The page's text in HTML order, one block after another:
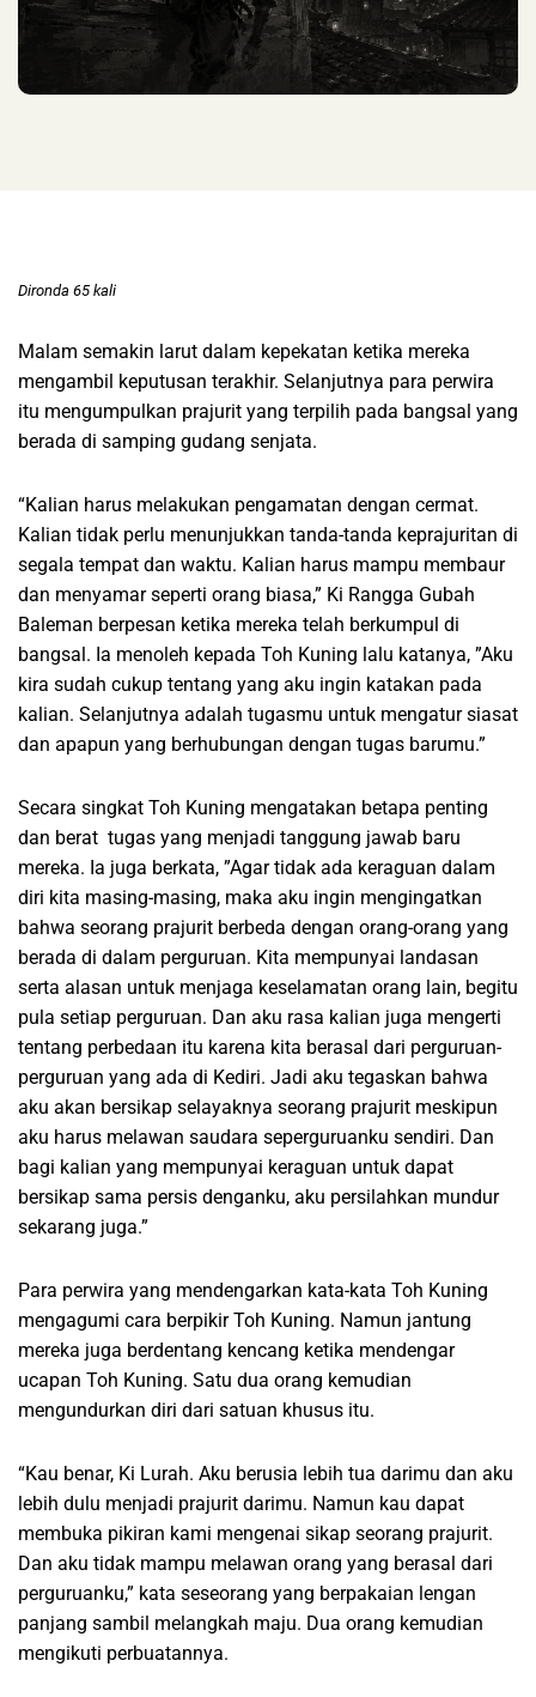
Dironda 65 kali
Malam semakin larut dalam kepekatan ketika mereka
mengambil keputusan terakhir. Selanjutnya para perwira
itu mengumpulkan prajurit yang terpilih pada bangsal yang
berada di samping gudang senjata.
“Kalian harus melakukan pengamatan dengan cermat.
Kalian tidak perlu menunjukkan tanda-tanda keprajuritan di
segala tempat dan waktu. Kalian harus mampu membaur
dan menyamar seperti orang biasa,” Ki Rangga Gubah
Baleman berpesan ketika mereka telah berkumpul di
bangsal. Ia menoleh kepada Toh Kuning lalu katanya, ”Aku
kira sudah cukup tentang yang aku ingin katakan pada
kalian. Selanjutnya adalah tugasmu untuk mengatur siasat
dan apapun yang berhubungan dengan tugas barumu.”
Secara singkat Toh Kuning mengatakan betapa penting
dan berat tugas yang menjadi tanggung jawab baru
mereka. Ia juga berkata, ”Agar tidak ada keraguan dalam
diri kita masing-masing, maka aku ingin mengingatkan
bahwa seorang prajurit berbeda dengan orang-orang yang
berada di dalam perguruan. Kita mempunyai landasan
serta alasan untuk menjaga keselamatan orang lain, begitu
pula setiap perguruan. Dan aku rasa kalian juga mengerti
tentang perbedaan itu karena kita berasal dari perguruan-
perguruan yang ada di Kediri. Jadi aku tegaskan bahwa
aku akan bersikap selayaknya seorang prajurit meskipun
aku harus melawan saudara seperguruanku sendiri. Dan
bagi kalian yang mempunyai keraguan untuk dapat
bersikap sama persis denganku, aku persilahkan mundur
sekarang juga.”
Para perwira yang mendengarkan kata-kata Toh Kuning
mengagumi cara berpikir Toh Kuning. Namun jantung
mereka juga berdentang kencang ketika mendengar
ucapan Toh Kuning. Satu dua orang kemudian
mengundurkan diri dari satuan khusus itu.
“Kau benar, Ki Lurah. Aku berusia lebih tua darimu dan aku
lebih dulu menjadi prajurit darimu. Namun kau dapat
membuka pikiran kami mengenai sikap seorang prajurit.
Dan aku tidak mampu melawan orang yang berasal dari
perguruanku,” kata seseorang yang berpakaian lengan
panjang sambil melangkah maju. Dua orang kemudian
mengikuti perbuatannya.